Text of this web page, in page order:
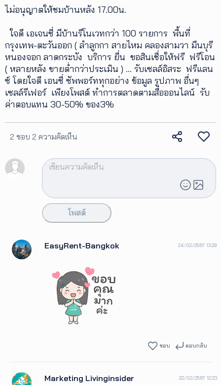
ไม่อนุญาตให้ชมบ้านหลัง 17.00น.
ใจดี เอเจนซี่ มีบ้านรีโนเวทกว่า 100 รายการ พื้นที่
กรุงเทพ-ตะวันออก ( ลำลูกกา สายไหม คลองสามวา มีนบุรี
หนองจอก ลาดกระบัง บริการ ยื่น ขอสินเชื่อให้ฟรี ฟรีโอน
( หลายหลัง ขายต่ำกว่าประเมิน ) ... รับเซลล์อิสระ ฟรีแลน
ซ์ โดยใจดี เอนซี่ ซัพพอร์ททุกอย่าง ข้อมูล รูปภาพ อื่นๆ
เซลล์รีเฟอร์ เพียงโพสต์ ทำการตลาดตามสื่อออนไลน์ รับ
ค่าตอบแทน 30-50% ของ3%
2 ชอบ 2 ความคิดเห็น
โพสต์
EasyRent-Bangkok 24/02/2567 13:29
ชอบ ตอบกลับ
Marketing Livinginsider 22/02/2567 12:23